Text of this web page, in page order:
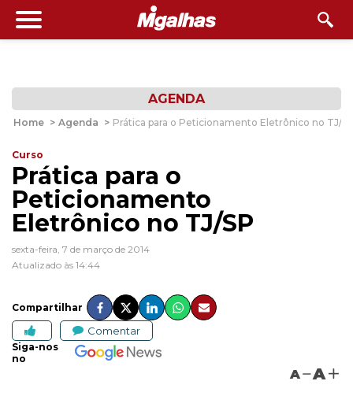
AGENDA
Home > Agenda > Prática para o Peticionamento Eletrônico no TJ/
Curso
Prática para o
Peticionamento
Eletrônico no TJ/SP
sexta-feira, 7 de março de 2014
Atualizado às 14:44
Compartilhar
Comentar
Siga-nos
no
A A